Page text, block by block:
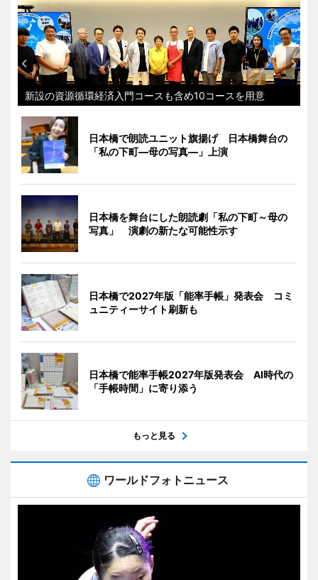
新設の資源循環経済入門コースも含め10コースを用意
日本橋で朗読ユニット旗揚げ 日本橋舞台の
「私の下町―母の写真―」上演
日本橋を舞台にした朗読劇「私の下町～母の
写真」 演劇の新たな可能性示す
日本橋で2027年版「能率手帳」発表会 コミ
ュニティーサイト刷新も
日本橋で能率手帳2027年版発表会 AI時代の
「手帳時間」に寄り添う
もっと見る
ワールドフォトニュース